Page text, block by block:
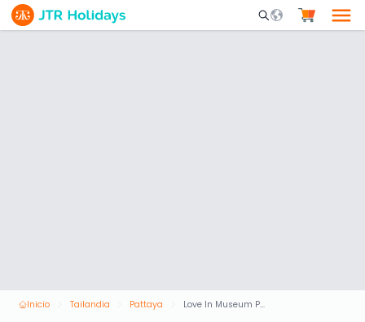
Mobile Search
Inicio Tailandia Pattaya Love In Museum Pattaya